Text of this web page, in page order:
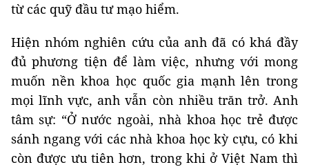
từ các quỹ đầu tư mạo hiểm.
Hiện nhóm nghiên cứu của anh đã có khá đầy
đủ phương tiện để làm việc, nhưng với mong
muốn nền khoa học quốc gia mạnh lên trong
mọi lĩnh vực, anh vẫn còn nhiều trăn trở. Anh
tâm sự: “Ở nước ngoài, nhà khoa học trẻ được
sánh ngang với các nhà khoa học kỳ cựu, có khi
còn được ưu tiên hơn, trong khi ở Việt Nam thì